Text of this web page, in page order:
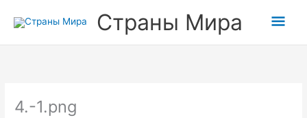
Страны Мира
4.-1.png
вверх